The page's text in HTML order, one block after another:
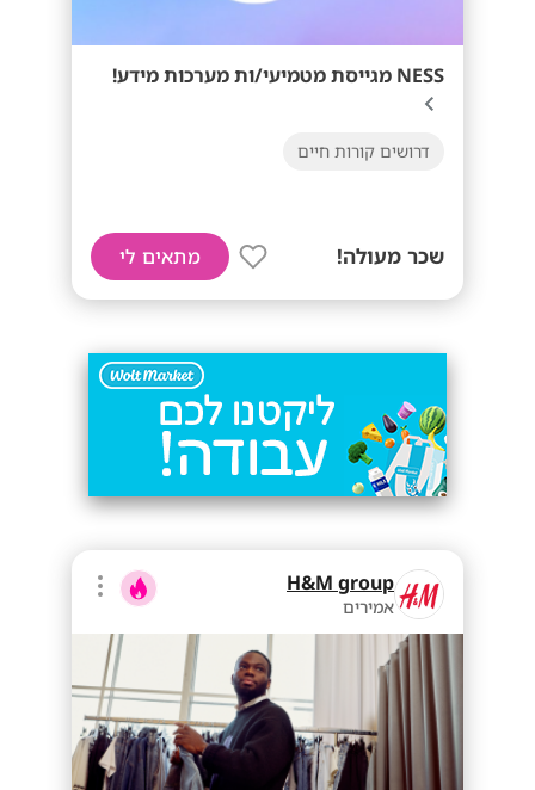
NESS מגייסת מטמיעי/ות מערכות מידע!
דרושים קורות חיים
שכר מעולה! מתאים לי
H&M group
אמירים